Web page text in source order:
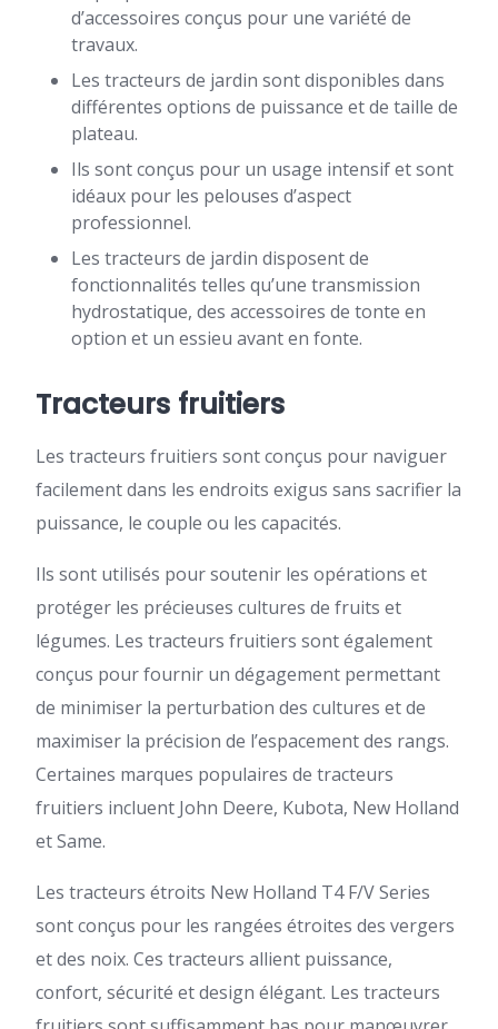
d’accessoires conçus pour une variété de
travaux.
Les tracteurs de jardin sont disponibles dans
différentes options de puissance et de taille de
plateau.
Ils sont conçus pour un usage intensif et sont
idéaux pour les pelouses d’aspect
professionnel.
Les tracteurs de jardin disposent de
fonctionnalités telles qu’une transmission
hydrostatique, des accessoires de tonte en
option et un essieu avant en fonte.
Tracteurs fruitiers
Les tracteurs fruitiers sont conçus pour naviguer
facilement dans les endroits exigus sans sacrifier la
puissance, le couple ou les capacités.
Ils sont utilisés pour soutenir les opérations et
protéger les précieuses cultures de fruits et
légumes. Les tracteurs fruitiers sont également
conçus pour fournir un dégagement permettant
de minimiser la perturbation des cultures et de
maximiser la précision de l’espacement des rangs.
Certaines marques populaires de tracteurs
fruitiers incluent John Deere, Kubota, New Holland
et Same.
Les tracteurs étroits New Holland T4 F/V Series
sont conçus pour les rangées étroites des vergers
et des noix. Ces tracteurs allient puissance,
confort, sécurité et design élégant. Les tracteurs